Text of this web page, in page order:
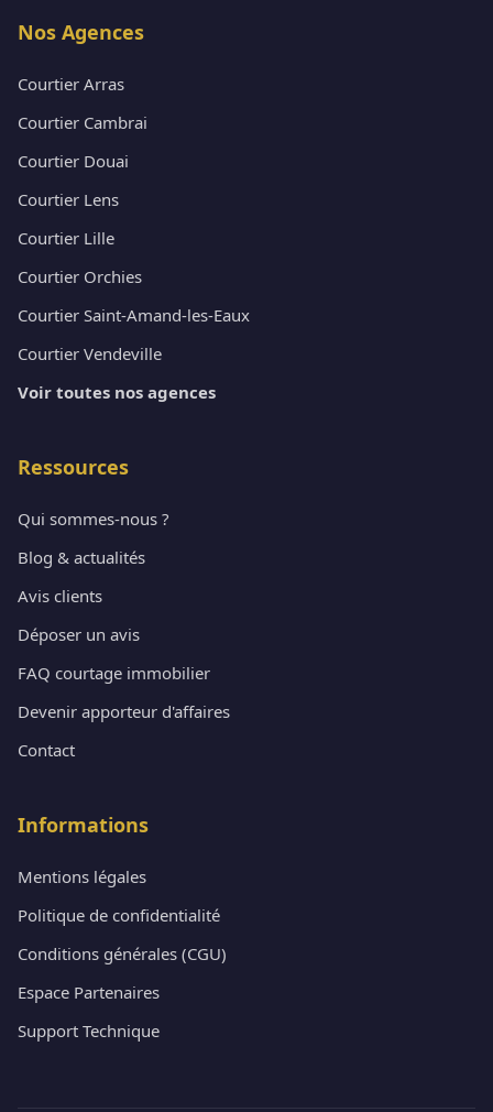
Nos Agences
Courtier Arras
Courtier Cambrai
Courtier Douai
Courtier Lens
Courtier Lille
Courtier Orchies
Courtier Saint-Amand-les-Eaux
Courtier Vendeville
Voir toutes nos agences
Ressources
Qui sommes-nous ?
Blog & actualités
Avis clients
Déposer un avis
FAQ courtage immobilier
Devenir apporteur d'affaires
Contact
Informations
Mentions légales
Politique de confidentialité
Conditions générales (CGU)
Espace Partenaires
Support Technique